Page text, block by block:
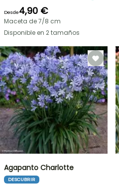
Desde4,90 €
Maceta de 7/8 cm
Disponible en 2 tamaños
Agapanto Charlotte
DESCUBRIR